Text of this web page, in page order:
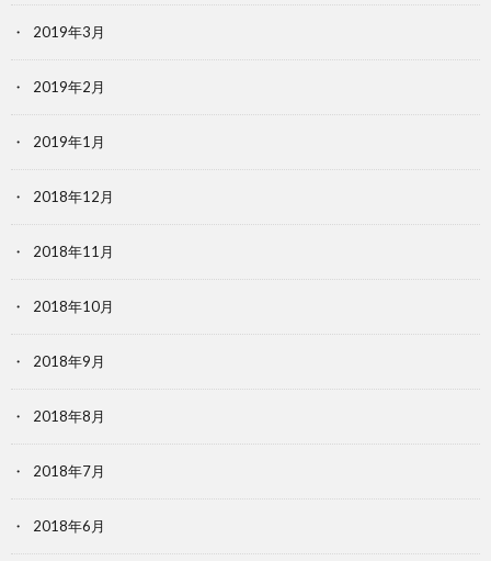
2019年3月
2019年2月
2019年1月
2018年12月
2018年11月
2018年10月
2018年9月
2018年8月
2018年7月
2018年6月